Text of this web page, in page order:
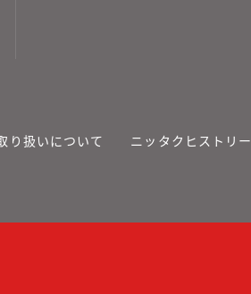
り扱いについて ニッタクヒストリー